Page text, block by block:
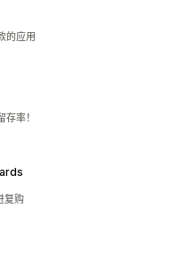
的应用
率！
复购